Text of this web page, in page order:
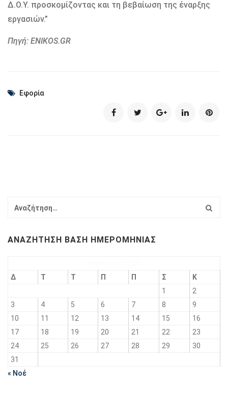
Δ.Ο.Υ. προσκομίζοντας και τη βεβαίωση της έναρξης
εργασιών.”
Πηγή: ENIKOS.GR
Εφορία
ΑΝΑΖΉΤΗΣΗ ΒΆΣΗ ΗΜΕΡΟΜΗΝΊΑΣ
Δ
Τ Τ Π Π Σ
Κ
1
2
3
4 5 6 7 8
9
10
11 12 13 14 15
16
17
18 19 20 21 22
23
24
25 26 27 28 29
30
31
« Νοέ